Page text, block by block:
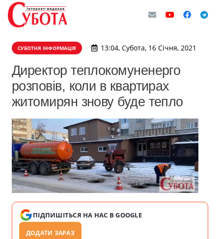
СУБОТНЯ ІНФОРМАЦІЯ 13:04, Субота, 16 Січня, 2021
Директор теплокомуненерго
розповів, коли в квартирах
житомирян знову буде тепло
ПІДПИШІТЬСЯ НА НАС В GOOGLE
ДОДАТИ ЗАРАЗ